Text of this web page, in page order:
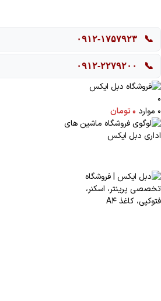
📞
📞
0
0 موارد ۰تومان